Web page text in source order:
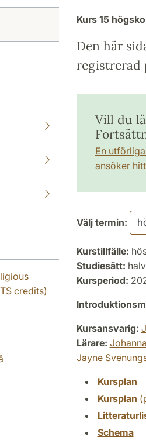
credits)
Kurs 15
Den här
registrerad
Vill du
En
ansöker
Välj termin:
Kurstillfälle:
Studiesätt:
Kursperiod:
Kursansvarig:
Lärare:
Jayne
Kursplan
Kursplan
Schema